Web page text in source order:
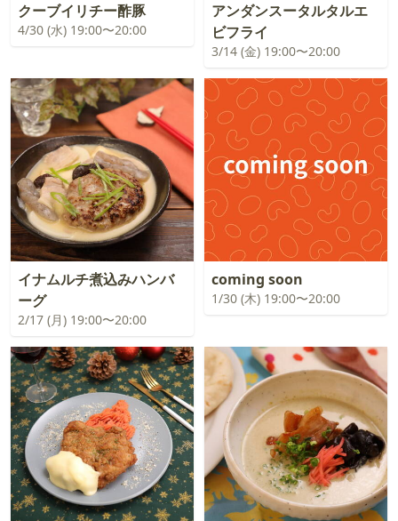
クーブイリチー酢豚
4/30 (水) 19:00〜20:00
アンダンスータルタルエ
ビフライ
3/14 (金) 19:00〜20:00
イナムルチ煮込みハンバ
ーグ
2/17 (月) 19:00〜20:00
coming soon
1/30 (木) 19:00〜20:00